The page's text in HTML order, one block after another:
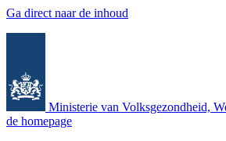
Ga direct naar de inhoud
Ministerie van Volksgezondheid,
de homepage